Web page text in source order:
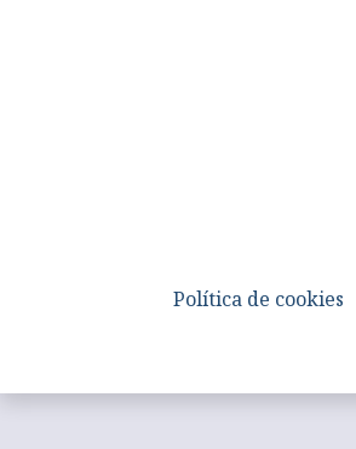
Política de cookies